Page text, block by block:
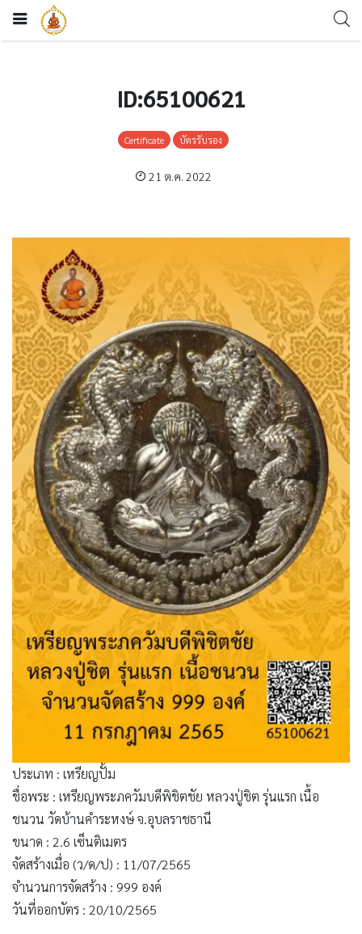
ID:65100621
Certificate บัตรรับรอง
21 ต.ค. 2022
ประเภท : เหรียญปั้ม
ชื่อพระ : เหรียญพระภควัมบดีพิชิตชัย หลวงปู่ชิต รุ่นแรก เนื้อ
ชนวน วัดบ้านคำระหงษ์ จ.อุบลราชธานี
ขนาด : 2.6 เซ็นติเมตร
จัดสร้างเมื่อ (ว/ด/ป) : 11/07/2565
จำนวนการจัดสร้าง : 999 องค์
วันที่ออกบัตร : 20/10/2565